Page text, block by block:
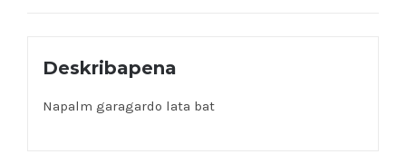
Deskribapena
Napalm garagardo lata bat